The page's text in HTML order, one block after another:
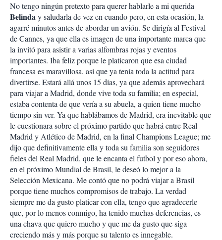
No tengo ningún pretexto para querer hablarle a mi querida
Belinday saludarla de vez en cuando pero, en esta ocasión, la
agarré minutos antes de abordar un avión. Se dirigía al Festival
de Cannes, ya que ella es imagen de una importante marca que
la invitó para asistir a varias alfombras rojas y eventos
importantes. Iba feliz porque le platicaron que esa ciudad
francesa es maravillosa, así que ya tenía toda la actitud para
divertirse. Estará allá unos 15 días, ya que además aprovechará
para viajar a Madrid, donde vive toda su familia; en especial,
estaba contenta de que vería a su abuela, a quien tiene mucho
tiempo sin ver. Ya que hablábamos de Madrid, era inevitable que
le cuestionara sobre el próximo partido que habrá entre Real
Madrid y Atlético de Madrid, en la final Champions League; me
dijo que definitivamente ella y toda su familia son seguidores
fieles del Real Madrid, que le encanta el futbol y por eso ahora,
en el próximo Mundial de Brasil, le deseó lo mejor a la
Selección Mexicana. Me contó que no podrá viajar a Brasil
porque tiene muchos compromisos de trabajo. La verdad
siempre me da gusto platicar con ella, tengo que agradecerle
que, por lo menos conmigo, ha tenido muchas deferencias, es
una chava que quiero mucho y que me da gusto que siga
creciendo más y más porque su talento es innegable.